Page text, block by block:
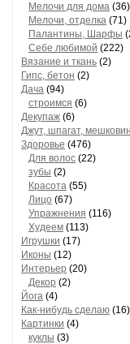
Мелочи для дома (36)
Мелочи, отделка (71)
Палантины, Шарфы
Себе любимой (222)
Вязание и ткань (2)
Гипс, бетон (2)
Дача (94)
строимся (6)
Декупаж (6)
Джут, шпагат,
Здоровье (476)
Для волос (22)
зубы (2)
Красота (55)
Лицо (67)
Упражнения (116)
Худеем (113)
Игрушки (17)
Иконы (12)
Интерьер (20)
Декор (2)
Йога (4)
Как-нибудь сделаю (16)
Картинки (4)
куклы (3)